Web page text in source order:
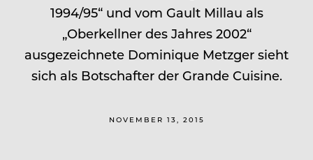
1994/95“ und vom Gault Millau als
„Oberkellner des Jahres 2002“
ausgezeichnete Dominique Metzger sieht
sich als Botschafter der Grande Cuisine.
NOVEMBER 13, 2015